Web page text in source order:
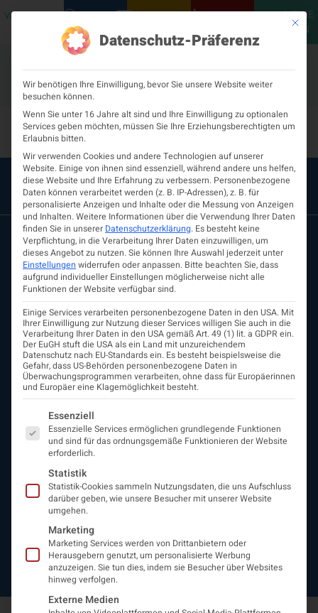
VERANSTALTUNGENPODCASTS NEUROLOGISCH KONTAKT
MEINE
ÖGN
Sonstiges-524
ÖGN
Über uns
Vorstand
Beirat
Arbeitsgemeinschaften
assoziierte Gesellschaften
EAN
Fördermitglieder
Entwicklung der Neurologoie
Neurologiereport
Mitgliedschaft
Statuten
Kontakt
Impressum
Datenschutzerklärung
Mit
Datenschutz-Präferenz
Wir benötigen Ihre Einwilligung, bevor Sie unsere Website weiter
besuchen können.
Wenn Sie unter 16 Jahre alt sind und Ihre Einwilligung zu optionalen
Services geben möchten, müssen Sie Ihre Erziehungsberechtigten um
Erlaubnis bitten.
Wir verwenden Cookies und andere Technologien auf unserer
Website. Einige von ihnen sind essenziell, während andere uns helfen,
diese Website und Ihre Erfahrung zu verbessern. Personenbezogene
Daten können verarbeitet werden (z. B. IP-Adressen), z. B. für
personalisierte Anzeigen und Inhalte oder die Messung von Anzeigen
und Inhalten.Weitere Informationen über die Verwendung Ihrer Daten
finden Sie in unserer Datenschutzerklärung. Es besteht keine
Verpflichtung, in die Verarbeitung Ihrer Daten einzuwilligen, um
dieses Angebot zu nutzen.Sie können Ihre Auswahl jederzeit unter
Einstellungen widerrufen oder anpassen. Bitte beachten Sie, dass
aufgrund individueller Einstellungen möglicherweise nicht alle
Funktionen der Website verfügbar sind.
Einige Services verarbeiten personenbezogene Daten in den USA. Mit
Ihrer Einwilligung zur Nutzung dieser Services willigen Sie auch in die
Verarbeitung Ihrer Daten in den USA gemäß Art. 49 (1) lit. a GDPR ein.
Der EuGH stuft die USA als ein Land mit unzureichendem
Datenschutz nach EU-Standards ein. Es besteht beispielsweise die
Gefahr, dass US-Behörden personenbezogene Daten in
Überwachungsprogrammen verarbeiten, ohne dass für Europäerinnen
und Europäer eine Klagemöglichkeit besteht.
Es folgt eine Liste der Service-Gruppen, für die eine
Essenziell
Essenzielle Services ermöglichen grundlegende Funktionen
und sind für das ordnungsgemäße Funktionieren der Website
erforderlich.
Statistik
Statistik-Cookies sammeln Nutzungsdaten, die uns Aufschluss
darüber geben, wie unsere Besucher mit unserer Website
umgehen.
Marketing
Marketing Services werden von Drittanbietern oder
Herausgebern genutzt, um personalisierte Werbung
anzuzeigen. Sie tun dies, indem sie Besucher über Websites
hinweg verfolgen.
Externe Medien